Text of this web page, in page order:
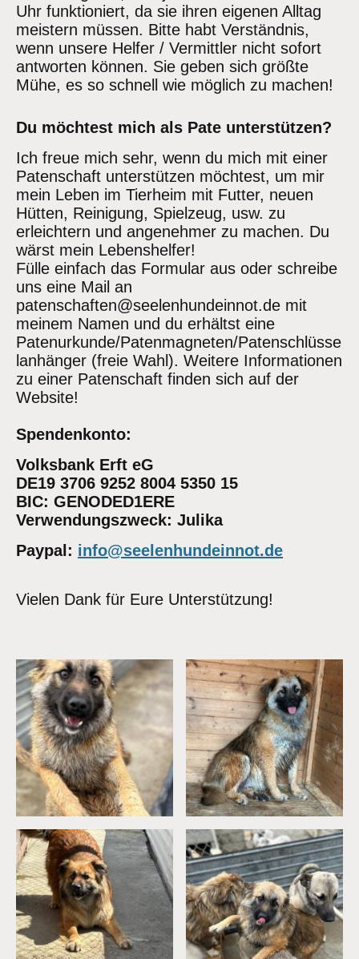
Uhr funktioniert, da sie ihren eigenen Alltag
meistern müssen. Bitte habt Verständnis,
wenn unsere Helfer / Vermittler nicht sofort
antworten können. Sie geben sich größte
Mühe, es so schnell wie möglich zu machen!
Du möchtest mich als Pate unterstützen?
Ich freue mich sehr, wenn du mich mit einer
Patenschaft unterstützen möchtest, um mir
mein Leben im Tierheim mit Futter, neuen
Hütten, Reinigung, Spielzeug, usw. zu
erleichtern und angenehmer zu machen. Du
wärst mein Lebenshelfer!
Fülle einfach das Formular aus oder schreibe
uns eine Mail an
patenschaften@seelenhundeinnot.de mit
meinem Namen und du erhältst eine
Patenurkunde/Patenmagneten/Patenschlüsse
lanhänger (freie Wahl). Weitere Informationen
zu einer Patenschaft finden sich auf der
Website!
Spendenkonto:
Volksbank Erft eG
DE19 3706 9252 8004 5350 15
BIC: GENODED1ERE
Verwendungszweck: Julika
Paypal: info@seelenhundeinnot.de
Vielen Dank für Eure Unterstützung!